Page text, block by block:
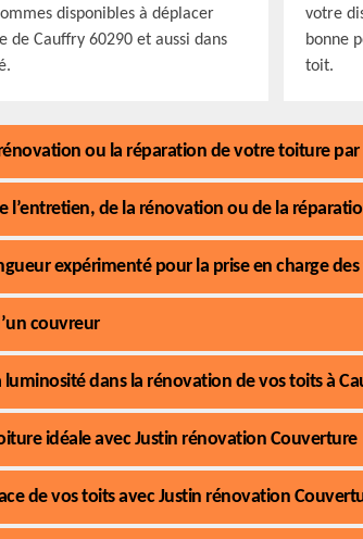
disponibles à déplacer
de Cauffry 60290 et aussi dans
votre
bonne
toit.
ou la réparation de votre toiture
l’entretien, de la rénovation ou de la
expérimenté pour la prise en charge
couvreur
luminosité dans la rénovation de vos toits à
idéale avec Justin rénovation Couverture
de vos toits avec Justin rénovation